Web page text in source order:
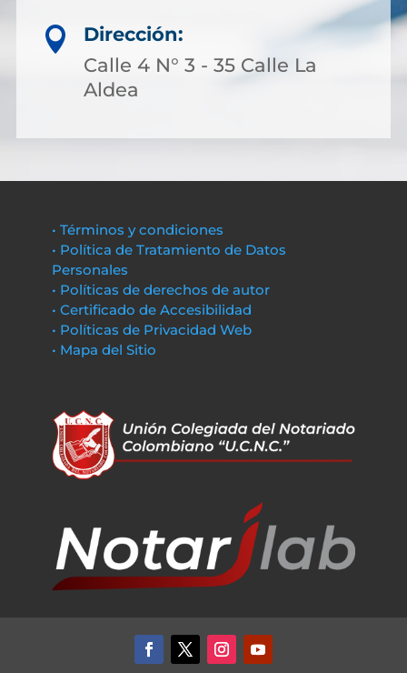

Dirección:
Calle 4 N° 3 - 35 Calle La
Aldea
• Términos y condiciones
• Política de Tratamiento de Datos
Personales
• Políticas de derechos de autor
• Certificado de Accesibilidad
• Políticas de Privacidad Web
• Mapa del Sitio